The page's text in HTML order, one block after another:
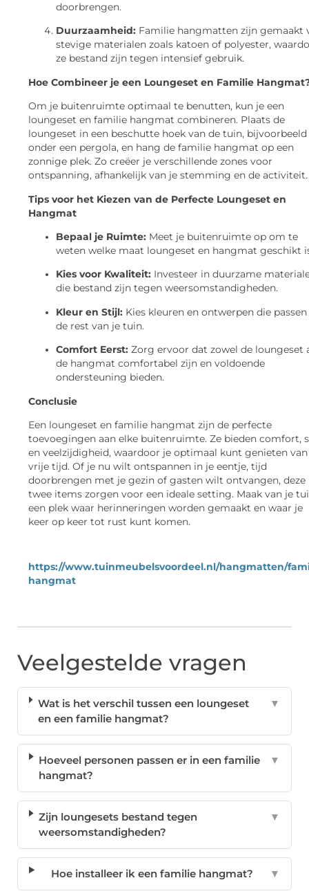
doorbrengen.
Duurzaamheid: Familie hangmatten zijn gemaakt
stevige materialen zoals katoen of polyester,
ze bestand zijn tegen intensief gebruik.
Hoe Combineer je een Loungeset en Familie
Om je buitenruimte optimaal te benutten, kun je een
loungeset en familie hangmat combineren. Plaats de
loungeset in een beschutte hoek van de tuin, bijvoorbeeld
onder een pergola, en hang de familie hangmat op een
zonnige plek. Zo creëer je verschillende zones voor
ontspanning, afhankelijk van je stemming en de activiteit.
Tips voor het Kiezen van de Perfecte Loungeset en
Hangmat
Bepaal je Ruimte: Meet je buitenruimte op om te
weten welke maat loungeset en hangmat geschikt
Kies voor Kwaliteit: Investeer in duurzame
die bestand zijn tegen weersomstandigheden.
Kleur en Stijl: Kies kleuren en ontwerpen die
de rest van je tuin.
Comfort Eerst: Zorg ervoor dat zowel de loungeset
de hangmat comfortabel zijn en voldoende
ondersteuning bieden.
Conclusie
Een loungeset en familie hangmat zijn de perfecte
toevoegingen aan elke buitenruimte. Ze bieden comfort,
en veelzijdigheid, waardoor je optimaal kunt genieten van
vrije tijd. Of je nu wilt ontspannen in je eentje, tijd
doorbrengen met je gezin of gasten wilt ontvangen, deze
twee items zorgen voor een ideale setting. Maak van je
een plek waar herinneringen worden gemaakt en waar je
keer op keer tot rust kunt komen.
https://www.tuinmeubelsvoordeel.nl/hangmatten/
hangmat
Veelgestelde vragen
Wat is het verschil tussen een loungeset
en een familie hangmat?
▼
Hoeveel personen passen er in een familie
hangmat?
▼
Zijn loungesets bestand tegen
weersomstandigheden?
▼
Hoe installeer ik een familie hangmat? ▼